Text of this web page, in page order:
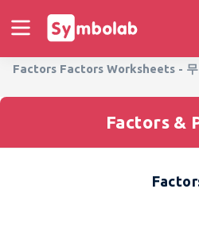
Factors Factors Worksheets - 무
Factors &